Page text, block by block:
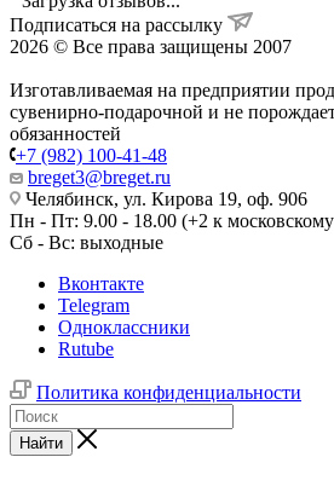
Подписаться на рассылку
2026 © Все права защищены 2007
Изготавливаемая на предприятии
сувенирно-подарочной и не
обязанностей
+7 (982) 100-41-48
breget3@breget.ru
Челябинск, ул. Кирова 19, оф. 906
Пн - Пт: 9.00 - 18.00 (+2 к
Сб - Вс: выходные
Вконтакте
Telegram
Одноклассники
Rutube
Политика конфиденциальности
Найти